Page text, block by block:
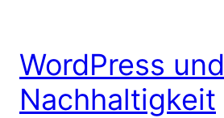
WordPress und
Nachhaltigkeit